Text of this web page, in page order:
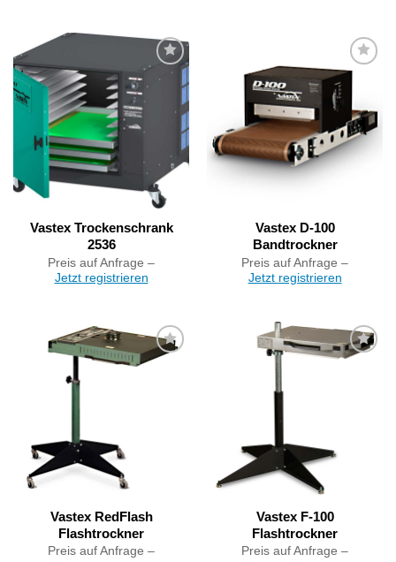
Artikel
merken
Vastex Trockenschrank
2536
Preis auf Anfrage –
Jetzt registrieren
Artikel
merken
Vastex D-100
Bandtrockner
Preis auf Anfrage –
Jetzt registrieren
Artikel
Vastex RedFlash
Flashtrockner
Preis auf Anfrage –
Vastex F-100
Flashtrockner
Preis auf Anfrage –